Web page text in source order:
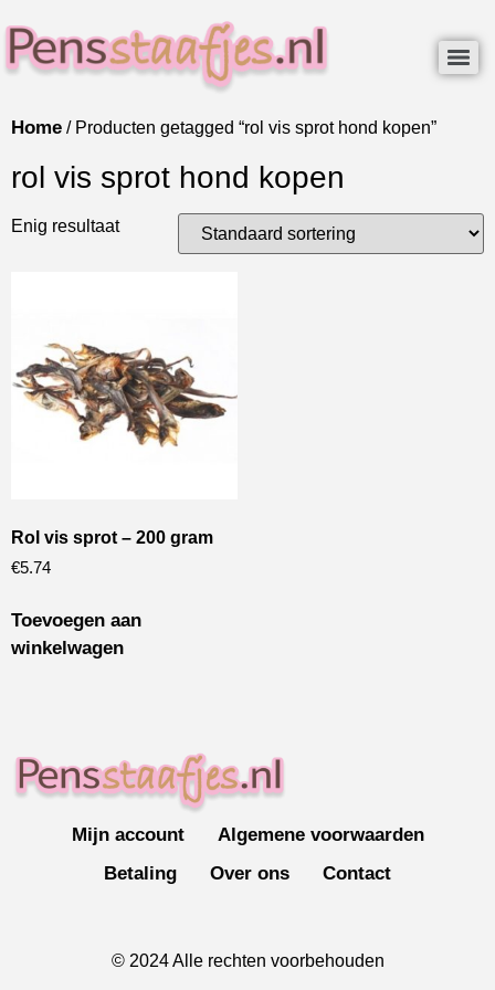
Home / Producten getagged “rol vis sprot hond kopen”
rol vis sprot hond kopen
Enig resultaat
Rol vis sprot – 200 gram
€5.74
Toevoegen aan
winkelwagen
Mijn account
Algemene voorwaarden
Betaling
Over ons Contact
© 2024 Alle rechten voorbehouden